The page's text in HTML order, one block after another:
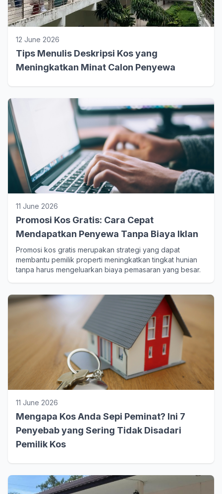
12 June 2026
Tips Menulis Deskripsi Kos yang
Meningkatkan Minat Calon Penyewa
11 June 2026
Promosi Kos Gratis: Cara Cepat
Mendapatkan Penyewa Tanpa Biaya Iklan
Promosi kos gratis merupakan strategi yang dapat
membantu pemilik properti meningkatkan tingkat hunian
tanpa harus mengeluarkan biaya pemasaran yang besar.
11 June 2026
Mengapa Kos Anda Sepi Peminat? Ini 7
Penyebab yang Sering Tidak Disadari
Pemilik Kos